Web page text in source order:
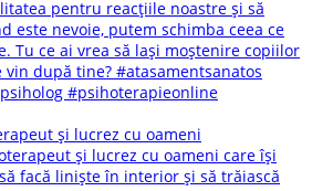
și lucrez cu oameni